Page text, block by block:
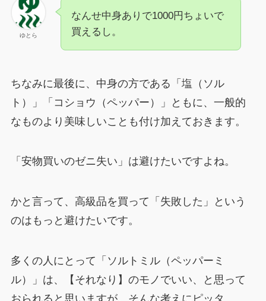
ゆとら
なんせ中身ありで1000円ちょいで
買えるし。
ちなみに最後に、中身の方である「塩（ソル
ト）」「コショウ（ペッパー）」ともに、一般的
なものより美味しいことも付け加えておきます。
「安物買いのゼニ失い」は避けたいですよね。
かと言って、高級品を買って「失敗した」という
のはもっと避けたいです。
多くの人にとって「ソルトミル（ペッパーミ
ル）」は、【それなり】のモノでいい、と思って